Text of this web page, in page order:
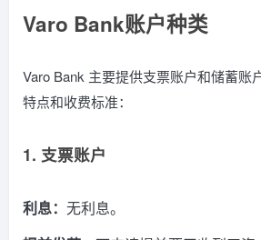
Varo Bank账户种类
Varo Bank 主要提供支票账户和储蓄账
特点和收费标准：
1. 支票账户
利息： 无利息。